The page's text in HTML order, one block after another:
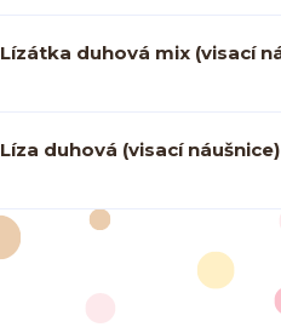
Lízátka duhová mix (visací
Líza duhová (visací náušnice)